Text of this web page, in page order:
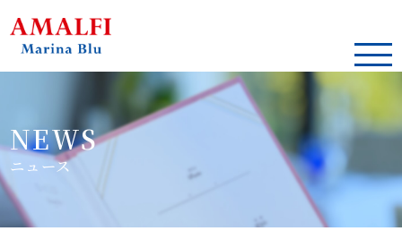
NEWS
ニュース